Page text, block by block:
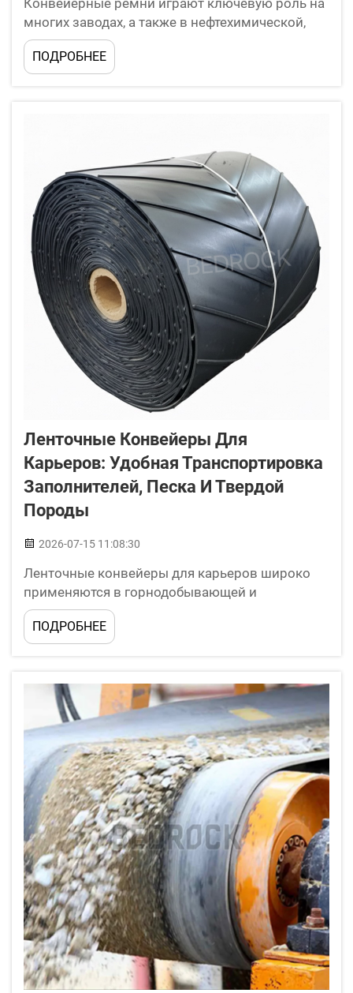
Конвейерные ремни играют ключевую роль на
многих заводах, а также в нефтехимической,
производственной и других отраслях
промышленности. Эти ремни транспортируют
тяжелые грузы, облегчают труд работников и
ПОДРОБНЕЕ
Ленточные Конвейеры Для
Карьеров: Удобная Транспортировка
Заполнителей, Песка И Твердой
Породы
2026-07-15 11:08:30
Ленточные конвейеры для карьеров широко
применяются в горнодобывающей и
строительной отраслях. Они обеспечивают
быструю и бесперебойную транспортировку
таких материалов, как заполнители, песок и
прочные, долговечные ленты, отлично
подходящие для...
ПОДРОБНЕЕ